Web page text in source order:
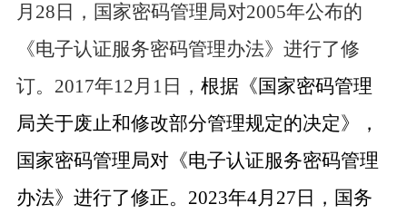
月 28 日，国家密码管理局对2005年公布的
《电子认证服务密码管理办法》进行了修
订。 2017年12月 1 日， 根据《国家密码管理
局关于废止和修改部分管理规定的决定》，
国家密码管理局对《电子认证服务密码管理
办法》进行了修正。 2023年4月 27 日，国务